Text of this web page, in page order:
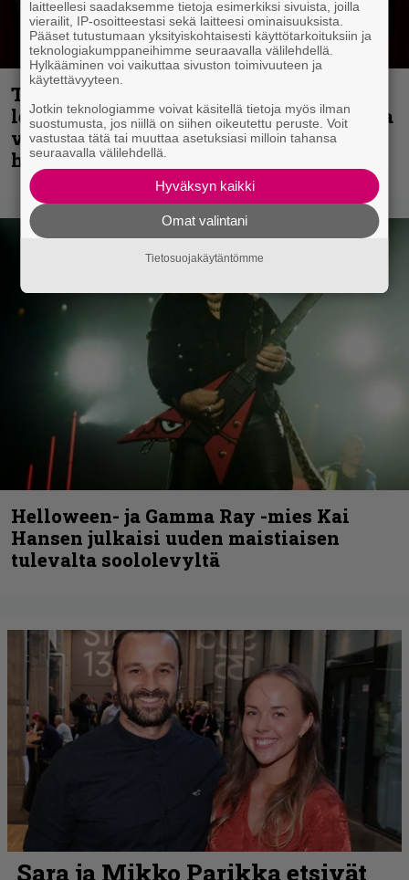
Thrash ’n’ roll -yhtye Madred ryydittää
levyjulkaisua keikkareissulla kuvatulla
videolla – ”Oltiin pakussa kusihädässä
helvetin väsyneenä…”
Helloween- ja Gamma Ray -mies Kai
Hansen julkaisi uuden maistiaisen
tulevalta soololevyltä
laitteellesi saadaksemme tietoja esimerkiksi sivuista, joilla
vierailit, IP-osoitteestasi sekä laitteesi ominaisuuksista.
Pääset tutustumaan yksityiskohtaisesti käyttötarkoituksiin ja
teknologiakumppaneihimme seuraavalla välilehdellä.
Hylkääminen voi vaikuttaa sivuston toimivuuteen ja
käytettävyyteen.
Jotkin teknologiamme voivat käsitellä tietoja myös ilman
suostumusta, jos niillä on siihen oikeutettu peruste. Voit
vastustaa tätä tai muuttaa asetuksiasi milloin tahansa
seuraavalla välilehdellä.
Hyväksyn kaikki
Omat valintani
Tietosuojakäytäntömme